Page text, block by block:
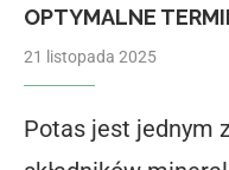
OPTYMALNE
21 listopada 2025
Potas jest jednym